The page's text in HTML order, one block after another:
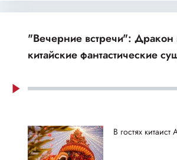
"Вечерние встречи": Дракон
китайские фантастические
В гостях